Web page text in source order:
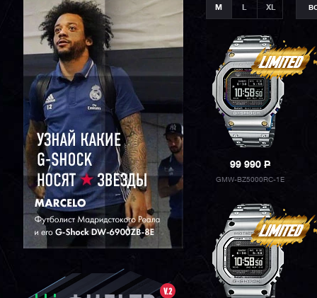
CASIO BABY-G
CASIO PRO TREK
CASIO EDIFICE
CITIZEN
SEIKO
ORIENT
V.2
M XL
99 990P
GMW-BZ5000RC-1E